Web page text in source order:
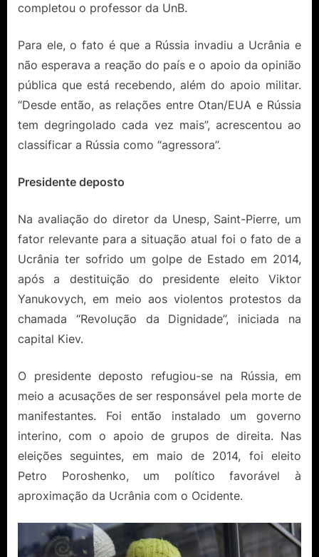
completou o professor da UnB.
Para ele, o fato é que a Rússia invadiu a Ucrânia e
não esperava a reação do país e o apoio da opinião
pública que está recebendo, além do apoio militar.
“Desde então, as relações entre Otan/EUA e Rússia
tem degringolado cada vez mais”, acrescentou ao
classificar a Rússia como “agressora”.
Presidente deposto
Na avaliação do diretor da Unesp, Saint-Pierre, um
fator relevante para a situação atual foi o fato de a
Ucrânia ter sofrido um golpe de Estado em 2014,
após a destituição do presidente eleito Viktor
Yanukovych, em meio aos violentos protestos da
chamada “Revolução da Dignidade”, iniciada na
capital Kiev.
O presidente deposto refugiou-se na Rússia, em
meio a acusações de ser responsável pela morte de
manifestantes. Foi então instalado um governo
interino, com o apoio de grupos de direita. Nas
eleições seguintes, em maio de 2014, foi eleito
Petro Poroshenko, um político favorável à
aproximação da Ucrânia com o Ocidente.